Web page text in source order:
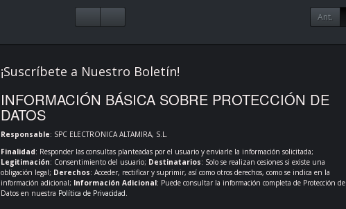
Ant.
¡Suscríbete a Nuestro Boletín!
INFORMACIÓN BÁSICA SOBRE PROTECCIÓN DE
DATOS
Responsable: SPC ELECTRONICA ALTAMIRA, S.L.
Finalidad: Responder las consultas planteadas por el usuario y enviarle la información solicitada;
Legitimación: Consentimiento del usuario; Destinatarios: Solo se realizan cesiones si existe una
obligación legal; Derechos: Acceder, rectificar y suprimir, así como otros derechos, como se indica en la
información adicional; Información Adicional: Puede consultar la información completa de Protección de
Datos en nuestra Política de Privacidad.